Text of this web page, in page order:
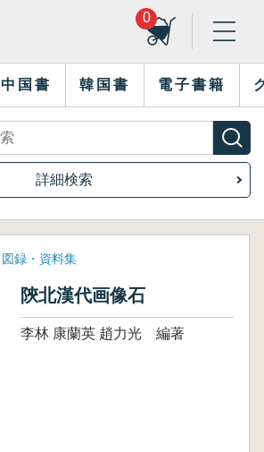
0
中国書 韓国書 電子書籍
詳細検索
図録・資料集
陝北漢代画像石
李林 康蘭英 趙力光 編著